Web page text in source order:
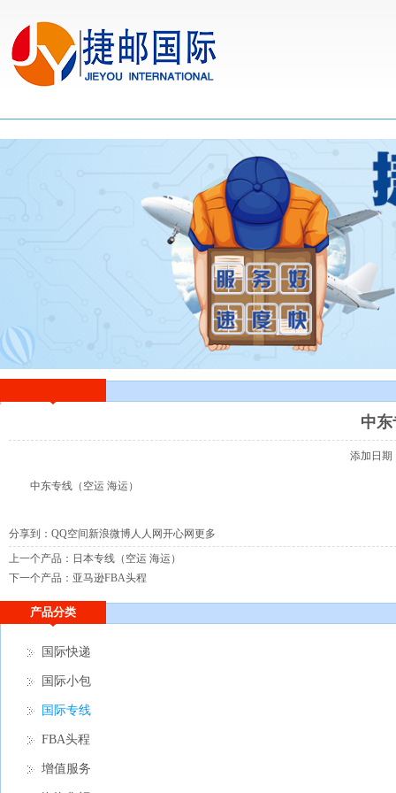
中
添加日期
中东专线（空运 海运）
分享到： QQ空间新浪微博 人人网开心网更多
上一个产品： 日本专线（空运 海运）
下一个产品： 亚马逊FBA头程
产品分类
国际快递
国际小包
国际专线
FBA头程
增值服务